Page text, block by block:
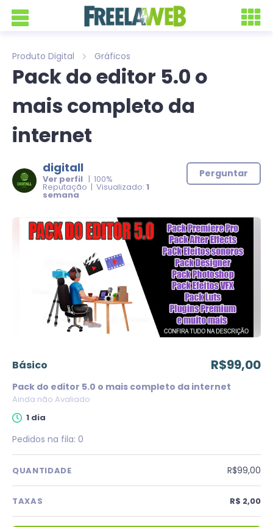
Produto Digital Gráficos
Pack do editor 5.0 o
mais completo da
internet
digitall
Ver perfil | 100%
Reputação | Visualizado: 1
semana
Perguntar
básico R$99,00
Pack do editor 5.0 o mais completo da internet
Ainda não Avaliado
1 dia
Pedidos na fila: 0
QUANTIDADE R$99,00
TAXAS R$ 2,00